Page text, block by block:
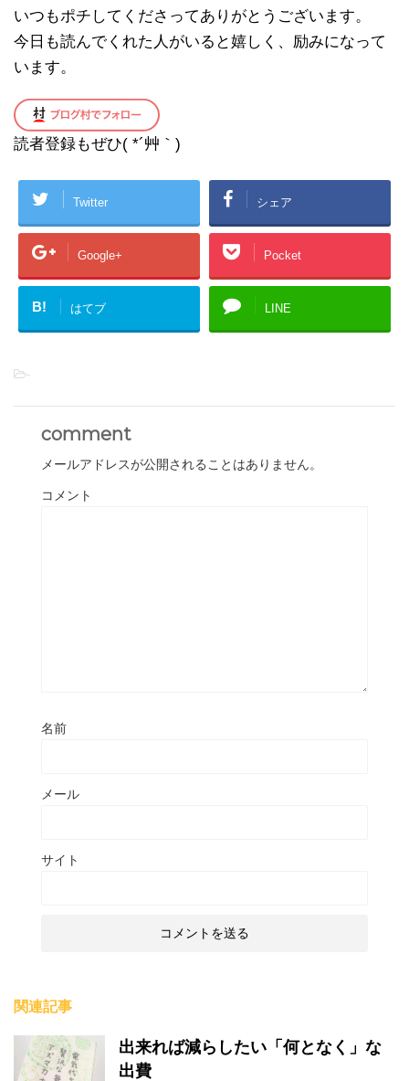
いつもポチしてくださってありがとうございます。
今日も読んでくれた人がいると嬉しく、励みになって
います。
読者登録もぜひ( *´艸｀)
Twitter シェア
Google+ Pocket
B! はてブ LINE
-
comment
メールアドレスが公開されることはありません。
コメント
名前
メール
サイト
関連記事
出来れば減らしたい「何となく」な
出費